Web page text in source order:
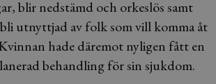
blir nedstämd och orkeslös samt
utnyttjad av folk som vill komma åt
hade däremot nyligen fått en
behandling för sin sjukdom.